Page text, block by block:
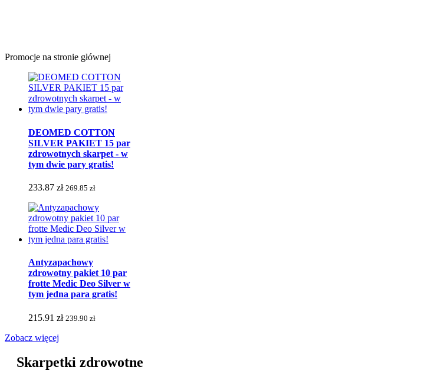
Promocje na stronie głównej
DEOMED COTTON
SILVER PAKIET 15 par
zdrowotnych skarpet - w
tym dwie pary gratis!
233.87 zł 269.85 zł
Antyzapachowy
zdrowotny pakiet 10 par
frotte Medic Deo Silver w
tym jedna para gratis!
215.91 zł 239.90 zł
Zobacz więcej
Skarpetki zdrowotne